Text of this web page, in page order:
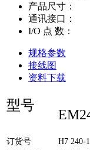
产品尺寸：
通讯接口：
I/O 点 数：
规格参数
接线图
资料下载
型号
订货号
H7 240-